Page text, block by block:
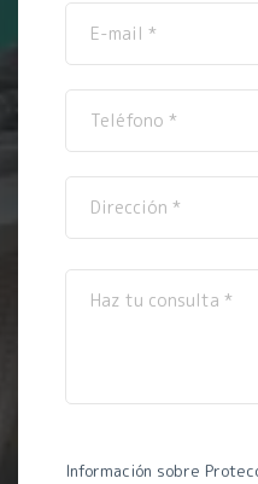
Información sobre